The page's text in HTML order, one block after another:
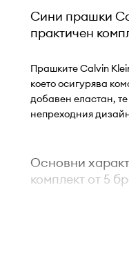
Сини прашки
практичен
Прашките Calvin
което осигурява
добавен еластан,
непреходния
Основни
комплект от 5